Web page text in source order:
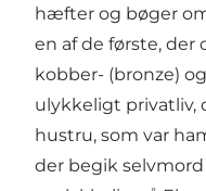
hæfter og bøger
en af de første, der
kobber- (bronze)
ulykkeligt privatliv,
hustru, som var
der begik